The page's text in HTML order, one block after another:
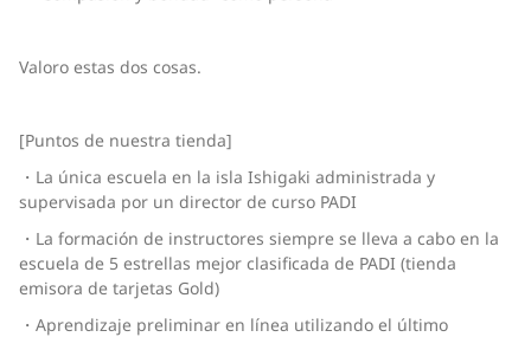
Valoro estas dos cosas.
[Puntos de nuestra tienda]
・La única escuela en la isla Ishigaki administrada y
supervisada por un director de curso PADI
・La formación de instructores siempre se lleva a cabo en la
escuela de 5 estrellas mejor clasificada de PADI (tienda
emisora de tarjetas Gold)
・Aprendizaje preliminar en línea utilizando el último